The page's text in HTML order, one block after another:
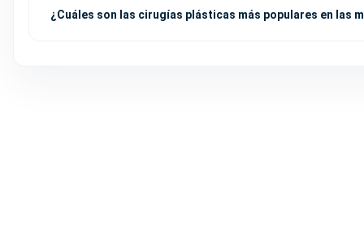
¿Cuáles son las cirugías plásticas más populares en las